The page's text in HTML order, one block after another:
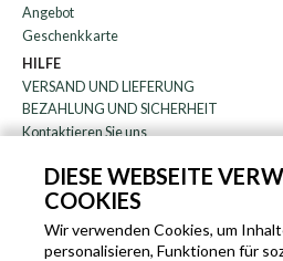
DIESE WEBSEITE
COOKIES
Wir verwenden Cookies, um
personalisieren, Funktionen für
Angebot
Geschenkkarte
HILFE
VERSAND UND LIEFERUNG
BEZAHLUNG UND SICHERHEIT
Kontaktieren Sie uns
DAS UNTERNEHMEN
Rundschreiben
über uns